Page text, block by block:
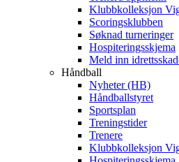
Klubbkolleksjon
Scoringsklubben
Søknad turneringer
Hospiteringsskjema
Meld inn
Håndball
Nyheter (HB)
Håndballstyret
Sportsplan
Treningstider
Trenere
Klubbkolleksjon